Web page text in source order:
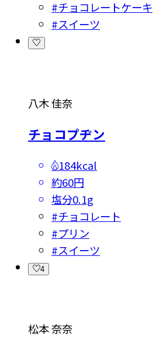
#チョコレートケーキ
#スイーツ
八木 佳奈
チョコプヂン
184kcal
約60円
塩分0.1g
#チョコレート
#プリン
#スイーツ
4
松本 奈奈